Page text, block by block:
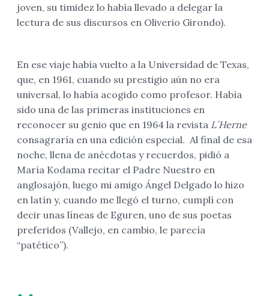
joven, su timidez lo había llevado a delegar la
lectura de sus discursos en Oliverio Girondo).
En ese viaje había vuelto a la Universidad de Texas,
que, en 1961, cuando su prestigio aún no era
universal, lo había acogido como profesor. Había
sido una de las primeras instituciones en
reconocer su genio que en 1964 la revista L´Herne
consagraría en una edición especial. Al final de esa
noche, llena de anécdotas y recuerdos, pidió a
María Kodama recitar el Padre Nuestro en
anglosajón, luego mi amigo Ángel Delgado lo hizo
en latín y, cuando me llegó el turno, cumplí con
decir unas líneas de Eguren, uno de sus poetas
preferidos (Vallejo, en cambio, le parecía
“patético”).